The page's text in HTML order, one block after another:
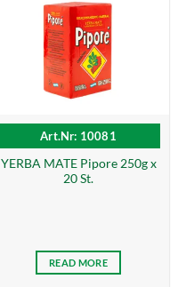
Art.Nr: 10081
YERBA MATE Pipore 250g x
20 St.
READ MORE